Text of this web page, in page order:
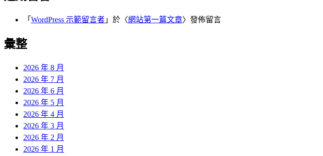
「 WordPress 示範留言者 」於〈網站第一篇文章〉發佈留言
彙整
2026 年 8 月
2026 年 7 月
2026 年 6 月
2026 年 5 月
2026 年 4 月
2026 年 3 月
2026 年 2 月
2026 年 1 月